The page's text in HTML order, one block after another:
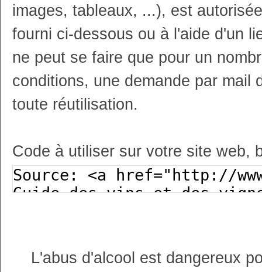
images, tableaux, ...), est
fourni ci-dessous ou à l'aide d'un
ne peut se faire que pour un
conditions, une demande par mail
toute réutilisation.
Code à utiliser sur votre site web,
L'abus d'alcool est dangereux